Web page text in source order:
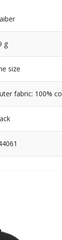
g
size
fabric: 100%